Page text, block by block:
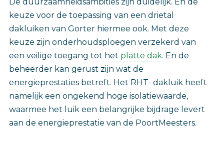
keuze voor de toepassing van een drietal
dakluiken van Gorter hiermee ook. Met deze
keuze zijn onderhoudsploegen verzekerd van
een veilige toegang tot het platte dak. En de
beheerder kan gerust zijn wat de
energieprestaties betreft. Het RHT- dakluik heeft
namelijk een ongekend hoge isolatiewaarde,
waarmee het luik een belangrijke bijdrage levert
aan de energieprestatie van de PoortMeesters.